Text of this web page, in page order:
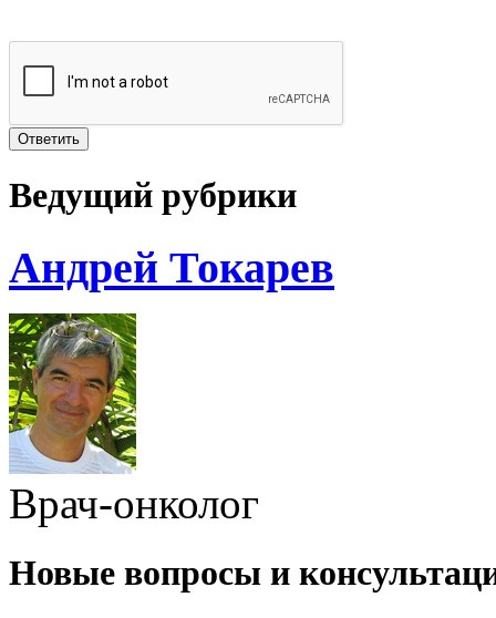
Ведущий рубрики
Андрей Токарев
Врач-онколог
Новые вопросы и